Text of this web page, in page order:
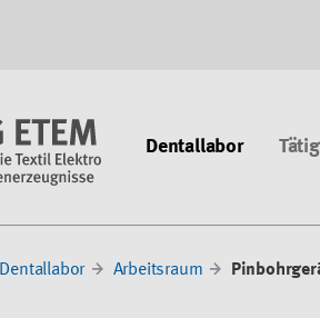
Dentallabor
Dentallabor Arbeitsraum